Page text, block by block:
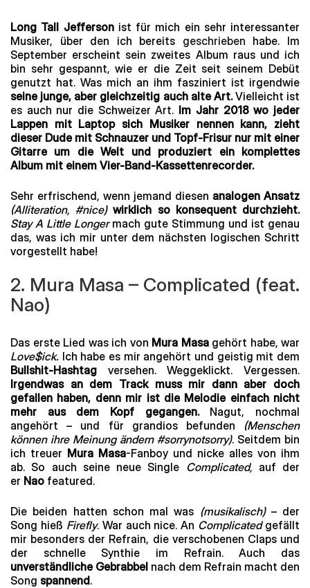
Long Tall Jeffersonist für mich ein sehr interessanter
Musiker, über den ich bereits geschrieben habe. Im
September erscheint sein zweites Album raus und ich
bin sehr gespannt, wie er die Zeit seit seinem Debüt
genutzt hat. Was mich an ihm fasziniert ist irgendwie
seine junge, aber gleichzeitig auch alte Art.Vielleicht ist
es auch nur die Schweizer Art. Im Jahr 2018 wo jeder
Lappen mit Laptop sich Musiker nennen kann, zieht
dieser Dude mit Schnauzer und Topf-Frisur nur mit einer
Gitarre um die Welt und produziert ein komplettes
Album mit einem Vier-Band-Kassettenrecorder.
Sehr erfrischend, wenn jemand diesen analogen Ansatz
(Alliteration, #nice)wirklich so konsequent durchzieht.
Stay A Little Longermach gute Stimmung und ist genau
das, was ich mir unter dem nächsten logischen Schritt
vorgestellt habe!
2. Mura Masa – Complicated (feat.
Nao)
Das erste Lied was ich von Mura Masagehört habe, war
Love$ick. Ich habe es mir angehört und geistig mit dem
Bullshit-Hashtag versehen. Weggeklickt. Vergessen.
Irgendwas an dem Track muss mir dann aber doch
gefallen haben, denn mir ist die Melodie einfach nicht
mehr aus dem Kopf gegangen.Nagut, nochmal
angehört – und für grandios befunden (Menschen
können ihre Meinung ändern #sorrynotsorry). Seitdem bin
ich treuer Mura Masa-Fanboy und nicke alles von ihm
ab. So auch seine neue Single Complicated, auf der
er Nao featured.
Die beiden hatten schon mal was (musikalisch)– der
Song hieß Firefly. War auch nice. An Complicatedgefällt
mir besonders der Refrain, die verschobenen Claps und
der schnelle Synthie im Refrain. Auch das
unverständliche Gebrabbel nach dem Refrain macht den
Song spannend.